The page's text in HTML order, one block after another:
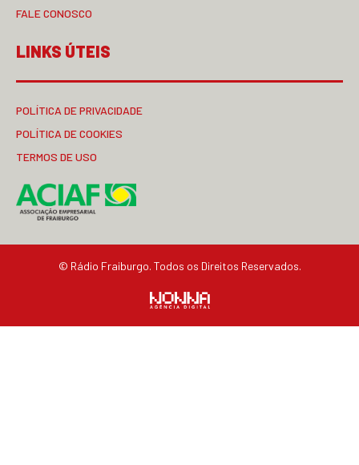
FALE CONOSCO
LINKS ÚTEIS
POLÍTICA DE PRIVACIDADE
POLÍTICA DE COOKIES
TERMOS DE USO
© Rádio Fraiburgo. Todos os Direitos Reservados.